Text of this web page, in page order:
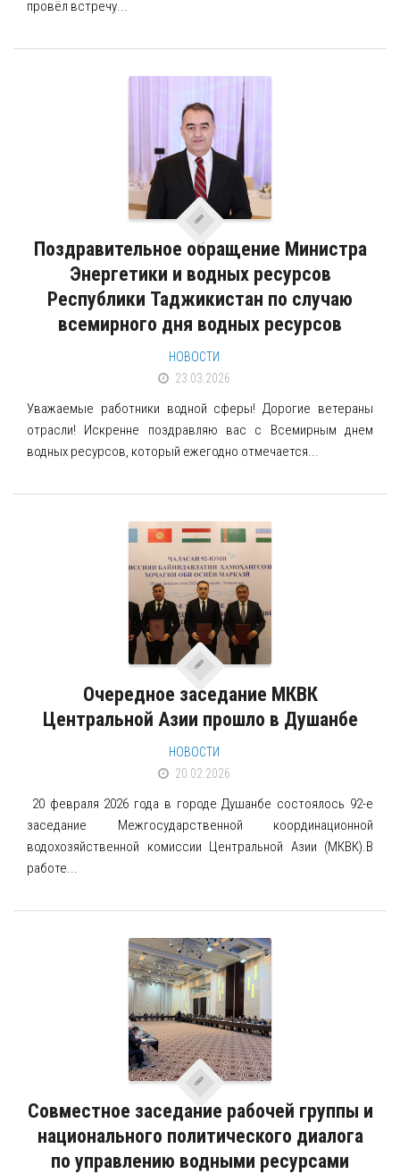
провёл встречу...
Поздравительное обращение Министра
Энергетики и водных ресурсов
Республики Таджикистан по случаю
всемирного дня водных ресурсов
НОВОСТИ
23.03.2026
Уважаемые работники водной сферы! Дорогие ветераны
отрасли! Искренне поздравляю вас с Всемирным днем
водных ресурсов, который ежегодно отмечается...
Очередное заседание МКВК
Центральной Азии прошло в Душанбе
НОВОСТИ
20.02.2026
‎ 20 февраля 2026 года в городе Душанбе состоялось 92-е
заседание Межгосударственной координационной
водохозяйственной комиссии Центральной Азии (МКВК).‎‎В
работе...
Совместное заседание рабочей группы и
национального политического диалога
по управлению водными ресурсами